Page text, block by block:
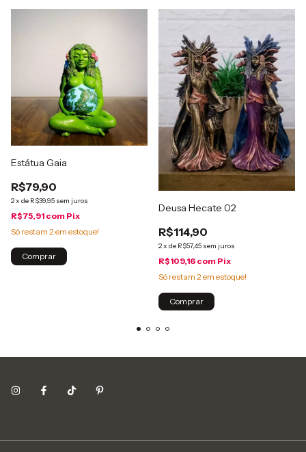
Estátua Gaia
R$79,90
2x de R$39,95 sem juros
R$75,91 com Pix
Só restam 2 em estoque!
Comprar
Deusa Hecate 02
R$114,90
2x de R$57,45 sem juros
R$109,16 com Pix
Só restam 2em estoque!
Comprar